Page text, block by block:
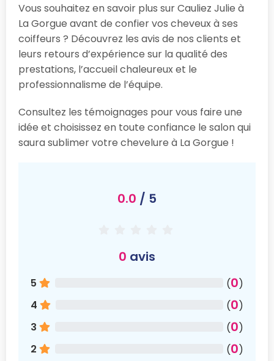
Vous souhaitez en savoir plus sur Cauliez Julie à
La Gorgue avant de confier vos cheveux à ses
coiffeurs ? Découvrez les avis de nos clients et
leurs retours d’expérience sur la qualité des
prestations, l’accueil chaleureux et le
professionnalisme de l’équipe.
Consultez les témoignages pour vous faire une
idée et choisissez en toute confiance le salon qui
saura sublimer votre chevelure à La Gorgue !
0.0 / 5
0 avis
5 (0)
4
(0)
3
(0)
2
(0)